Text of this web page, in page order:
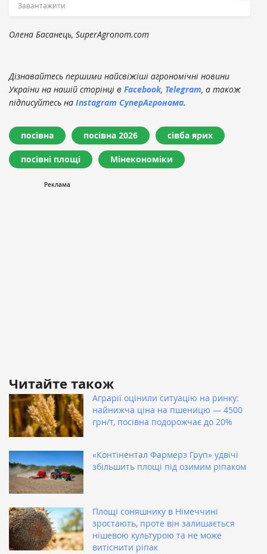
Завантажити
Олена Басанець, SuperAgronom.com
Дізнавайтесь першими найсвіжіші агрономічні новини
України на нашій сторінці в Facebook, Telegram, а також
підписуйтесь на Instagram СуперАгронома.
посівна посівна 2026 сівба ярих
посівні площі Мінекономіки
Читайте також
Аграрії оцінили ситуацію на ринку:
найнижча ціна на пшеницю — 4500
грн/т, посівна подорожчає до 20%
«Контінентал Фармерз Груп» удвічі
збільшить площі під озимим ріпаком
Площі соняшнику в Німеччині
зростають, проте він залишається
нішевою культурою та не може
витіснити ріпак